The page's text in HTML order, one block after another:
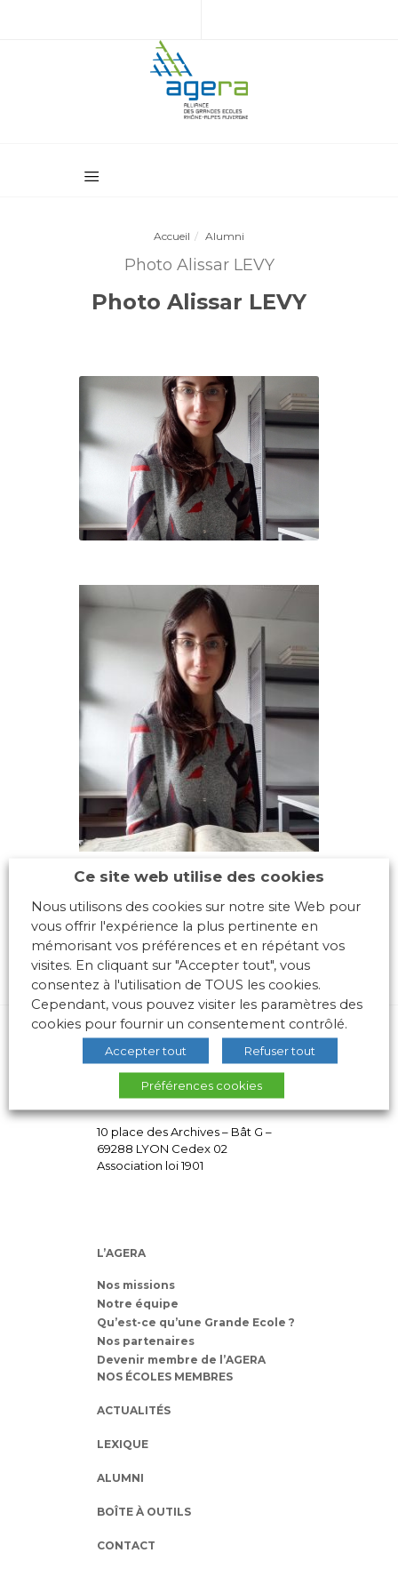
Accueil Alumni
Photo Alissar LEVY
Photo Alissar LEVY
10 place des Archives – Bât G –
69288 LYON Cedex 02
Association loi 1901
L’AGERA
Nos missions
Notre équipe
Qu’est-ce qu’une Grande Ecole ?
Nos partenaires
Devenir membre de l’AGERA
NOS ÉCOLES MEMBRES
ACTUALITÉS
LEXIQUE
ALUMNI
BOÎTE À OUTILS
CONTACT
Ce site web utilise des cookies
Nous utilisons des cookies sur notre site Web pour
vous offrir l'expérience la plus pertinente en
mémorisant vos préférences et en répétant vos
visites. En cliquant sur "Accepter tout", vous
consentez à l'utilisation de TOUS les cookies.
Cependant, vous pouvez visiter les paramètres des
cookies pour fournir un consentement contrôlé.
Accepter tout Refuser tout
Préférences cookies